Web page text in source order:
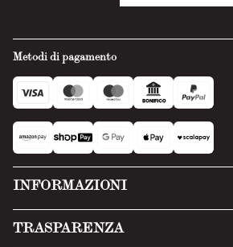
Metodi di pagamento
INFORMAZIONI
TRASPARENZA